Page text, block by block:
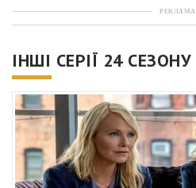
РЕКЛАМА
ІНШІ СЕРІЇ 24 СЕЗОНУ